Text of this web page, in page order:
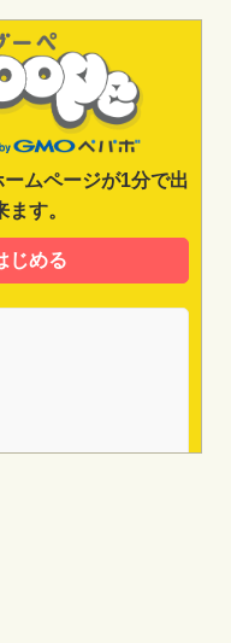
ムページが1分で出
ます。
じめる